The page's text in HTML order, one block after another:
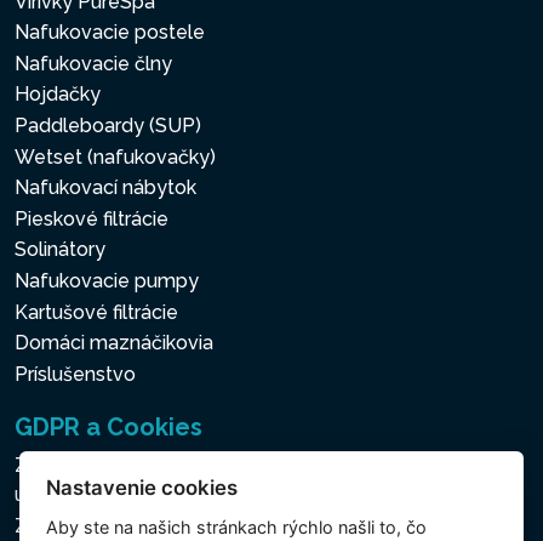
Nafukovacie postele
Nafukovacie člny
Hojdačky
Paddleboardy (SUP)
Wetset (nafukovačky)
Nafukovací nábytok
Pieskové filtrácie
Solinátory
Nafukovacie pumpy
Kartušové filtrácie
Domáci maznáčikovia
Príslušenstvo
GDPR a Cookies
Zásady ochrany osobných a ďalších spracovávaných
údajov
Zásady používania súborov cookies
Nastavenie cookies
Aby ste na našich stránkach rýchlo našli to, čo